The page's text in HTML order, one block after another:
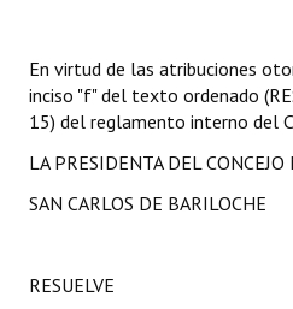
Resoluciones de Presidencia
INSTITUCIONAL
Antiguos Pobladores
Noticias Destacadas
En virtud de las atribuciones
inciso "f" del texto ordenado
15) del reglamento interno del
LA PRESIDENTA DEL
SAN CARLOS DE BARILOCHE
RESUELVE